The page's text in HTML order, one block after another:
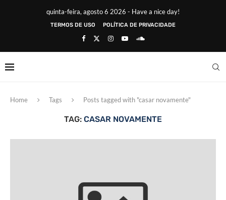
quinta-feira, agosto 6 2026 - Have a nice day!
TERMOS DE USO POLÍTICA DE PRIVACIDADE
Home Tags Posts tagged with "casar novamente"
TAG: CASAR NOVAMENTE